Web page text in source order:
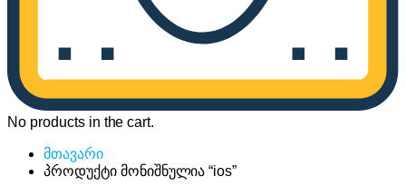
No products in the cart.
მთავარი
პროდუქტი მონიშნულია “ios”